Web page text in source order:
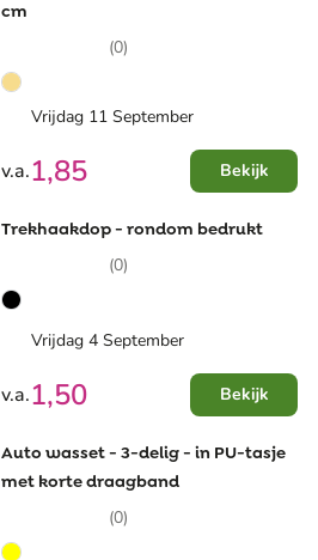
cm
(0)
Vrijdag 11 September
v.a.1,85 Bekijk
Trekhaakdop - rondom bedrukt
(0)
Vrijdag 4 September
v.a.1,50 Bekijk
Auto wasset - 3-delig - in PU-tasje
met korte draagband
(0)